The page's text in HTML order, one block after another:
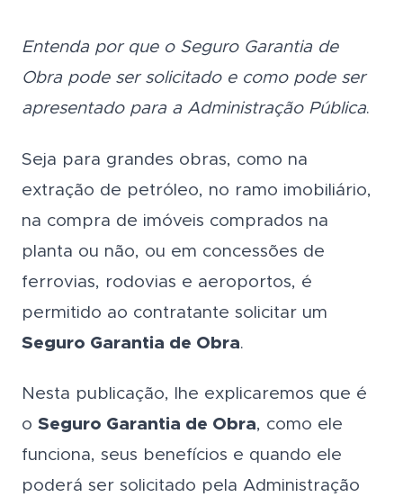
Entenda por que o Seguro Garantia de
Obra pode ser solicitado e como pode ser
apresentado para a Administração Pública.
Seja para grandes obras, como na
extração de petróleo, no ramo imobiliário,
na compra de imóveis comprados na
planta ou não, ou em concessões de
ferrovias, rodovias e aeroportos, é
permitido ao contratante solicitar um
Seguro Garantia de Obra.
Nesta publicação, lhe explicaremos que é
o Seguro Garantia de Obra, como ele
funciona, seus benefícios e quando ele
poderá ser solicitado pela Administração